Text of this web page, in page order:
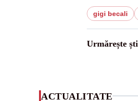
gigi becali
Urmărește
ACTUALITATE